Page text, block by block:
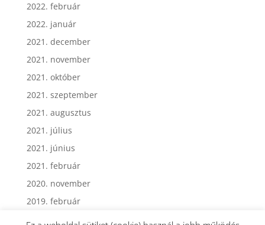
2022. február
2022. január
2021. december
2021. november
2021. október
2021. szeptember
2021. augusztus
2021. július
2021. június
2021. február
2020. november
2019. február